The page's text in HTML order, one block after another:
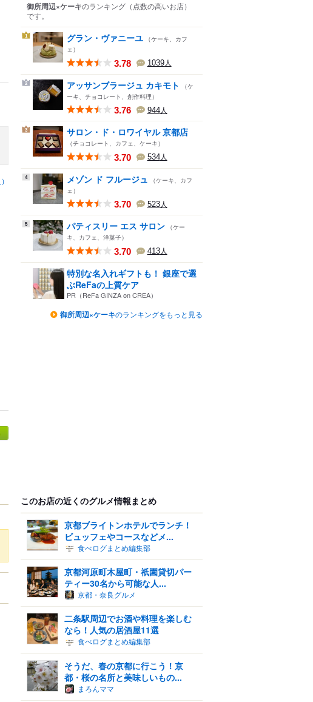
御所周辺×ケーキのランキング （点数の高いお店）
です。
1 グラン・ヴァニーユ （ケーキ、カフ
ェ）
3.78 1039人
2 アッサンブラージュ カキモト
（ケ
ーキ、チョコレート、創作料理）
3.76 944人
3 サロン・ド・ロワイヤル 京都店
（チョコレート、カフェ、ケーキ）
3.70 534人
4 メゾン ド フルージュ
（ケーキ、カフ
ェ）
3.70 523人
5 パティスリー エス サロン （ケー
キ、カフェ、洋菓子）
3.70 413人
特別な名入れギフトも！ 銀座で選
ぶReFaの上質ケア
PR（ReFa GINZA on CREA）
御所周辺×ケーキのランキングをもっと見る
このお店の近くのグルメ情報まとめ
京都ブライトンホテルでランチ！
ビュッフェやコースなどメ...
食べログまとめ編集部
京都河原町木屋町・祇園貸切パー
ティー30名から可能な人...
京都・奈良グルメ
二条駅周辺でお酒や料理を楽しむ
なら！人気の居酒屋11選
食べログまとめ編集部
そうだ、春の京都に行こう！京
都・桜の名所と美味しいもの...
まろんママ